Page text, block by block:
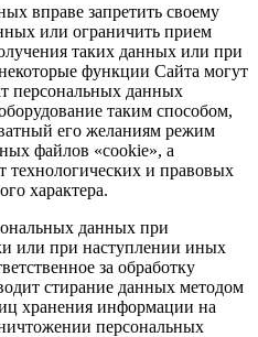
вправе запретить своему
или ограничить прием
таких данных или при
функции Сайта могут
персональных данных
таким способом,
его желаниям режим
файлов «cookie», а
технологических и правовых
характера.
данных при
или при наступлении иных
за обработку
стирание данных методом
хранения информации на
персональных